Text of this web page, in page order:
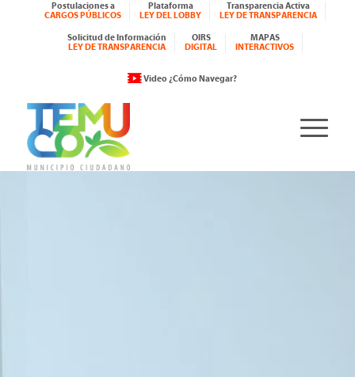
Postulaciones a
CARGOS PÚBLICOS
Plataforma
LEY DEL LOBBY
Transparencia Activa
LEY DE TRANSPARENCIA
Solicitud de Información
LEY DE TRANSPARENCIA
OIRS
DIGITAL
MAPAS
INTERACTIVOS
Video ¿Cómo Navegar?